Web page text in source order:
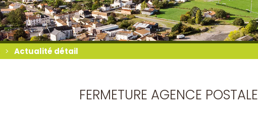
Actualité détail
FERMETURE AGENCE POSTALE